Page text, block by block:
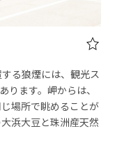
る狼煙には、観光ス
ます。岬からは、
場所で眺めることが
浜大豆と珠洲産天然